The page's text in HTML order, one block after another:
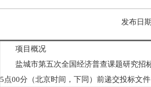
发布日
项目概况
盐城市第五次全国经济普查课题研究招
5点00分（北京时间，下同）前递交投标文